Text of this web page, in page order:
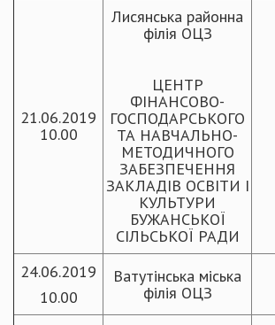
21.06.2019
10.00
Лисянська районна
філія ОЦЗ
ЦЕНТР
ФІНАНСОВО-
ГОСПОДАРСЬКОГО
ТА НАВЧАЛЬНО-
МЕТОДИЧНОГО
ЗАБЕЗПЕЧЕННЯ
ЗАКЛАДІВ ОСВІТИ І
КУЛЬТУРИ
БУЖАНСЬКОЇ
СІЛЬСЬКОЇ РАДИ
24.06.2019
10.00
Ватутінська міська
філія ОЦЗ